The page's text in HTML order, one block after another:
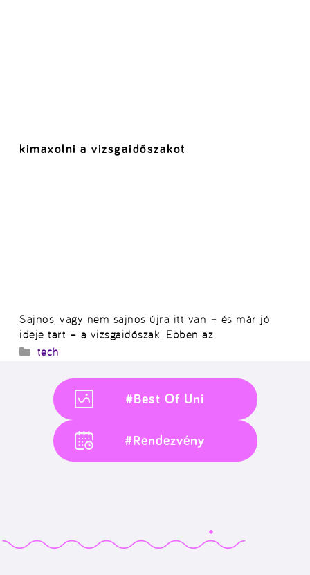
kimaxolni a vizsgaidőszakot
Sajnos, vagy nem sajnos újra itt van – és már jó
ideje tart – a vizsgaidőszak! Ebben az
Kategória
tech
#Best Of Uni
#Rendezvény